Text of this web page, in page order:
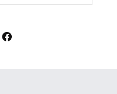
F
a